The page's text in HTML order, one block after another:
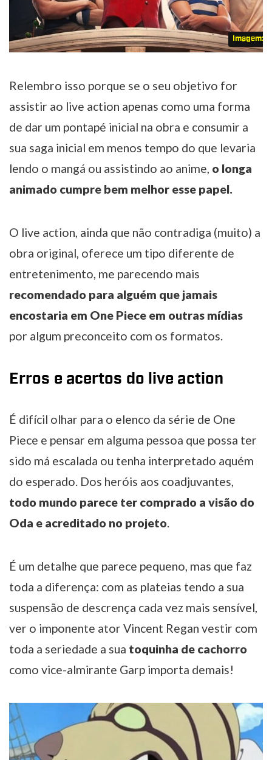
Imagem:
Relembro isso porque se o seu objetivo for
assistir ao live action apenas como uma forma
de dar um pontapé inicial na obra e consumir a
sua saga inicial em menos tempo do que levaria
lendo o mangá ou assistindo ao anime, o longa
animado cumpre bem melhor esse papel.
O live action, ainda que não contradiga (muito) a
obra original, oferece um tipo diferente de
entretenimento, me parecendo mais
recomendado para alguém que jamais
encostaria em One Piece em outras mídias
por algum preconceito com os formatos.
Erros e acertos do live action
É difícil olhar para o elenco da série de One
Piece e pensar em alguma pessoa que possa ter
sido má escalada ou tenha interpretado aquém
do esperado. Dos heróis aos coadjuvantes,
todo mundo parece ter comprado a visão do
Oda e acreditado no projeto
É um detalhe que parece pequeno, mas que faz
toda a diferença: com as plateias tendo a sua
suspensão de descrença cada vez mais sensível,
ver o imponente ator Vincent Regan vestir com
toda a seriedade a sua toquinha de cachorro
como vice-almirante Garp importa demais!